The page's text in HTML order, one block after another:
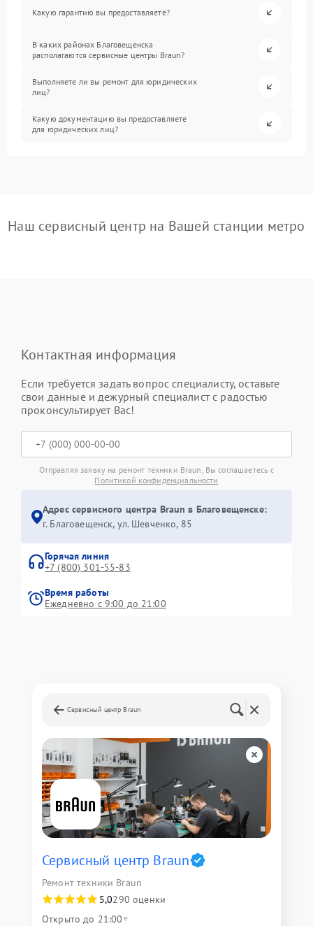
Какую гарантию вы предоставляете?
В каких районах Благовещенска
располагаются сервисные центры Braun?
Выполняете ли вы ремонт для юридических
лиц?
Какую документацию вы предоставляете
для юридических лиц?
Наш сервисный центр на Вашей станции метро
Контактная информация
Если требуется задать вопрос специалисту, оставьте
свои данные и дежурный специалист с радостью
проконсультирует Вас!
Отправляя заявку на ремонт техники Braun, Вы соглашаетесь с
Политикой конфиденциальности
Адрес сервисного центра Braun в Благовещенске:
г. Благовещенск, ул. Шевченко, 85
Горячая линия
+7 (800) 301-55-83
Время работы
Ежедневно с 9:00 до 21:00
Сервисный центр Braun
Сервисный центр Braun
Ремонт техники Braun
5,0290 оценки
Открыто до 21:00